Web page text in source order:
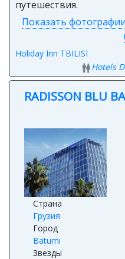
Показать
RADISSON BLU
Страна
Грузия
Город
Batumi
Звезды